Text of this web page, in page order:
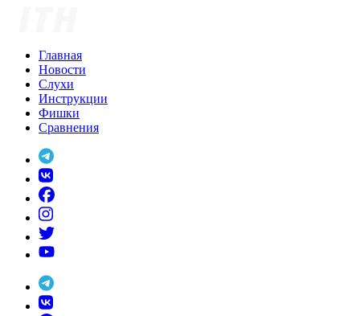
Главная
Новости
Слухи
Инструкции
Фишки
Сравнения